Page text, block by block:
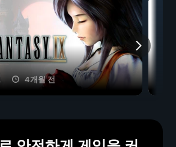
4개월 전